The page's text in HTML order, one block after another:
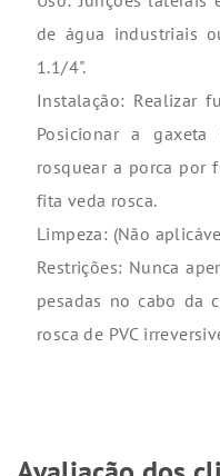
de água industriais
1.1/4".
Instalação: Realizar
Posicionar a
rosquear a porca por
fita veda rosca.
Limpeza: (Não
Restrições: Nunca
pesadas no cabo da
rosca de PVC